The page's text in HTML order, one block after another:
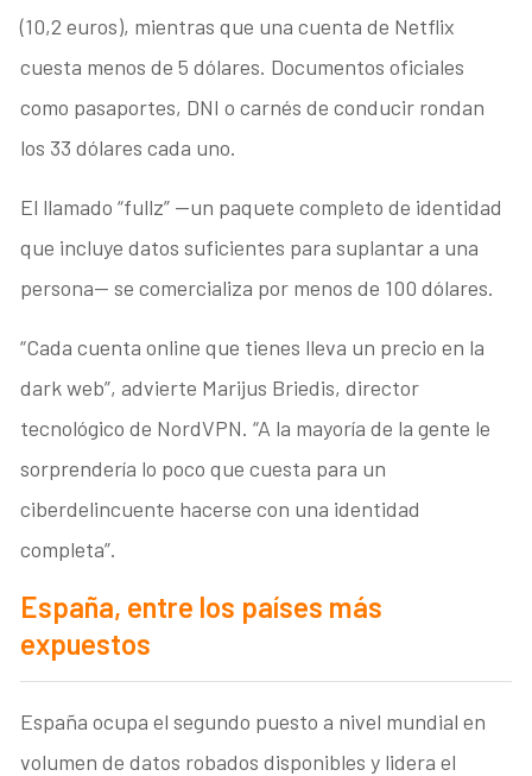
(10,2 euros), mientras que una cuenta de Netflix
cuesta menos de 5 dólares. Documentos oficiales
como pasaportes, DNI o carnés de conducir rondan
los 33 dólares cada uno.
El llamado “fullz” —un paquete completo de identidad
que incluye datos suficientes para suplantar a una
persona— se comercializa por menos de 100 dólares.
“Cada cuenta online que tienes lleva un precio en la
dark web”, advierte Marijus Briedis, director
tecnológico de NordVPN. “A la mayoría de la gente le
sorprendería lo poco que cuesta para un
ciberdelincuente hacerse con una identidad
completa”.
España, entre los países más
expuestos
España ocupa el segundo puesto a nivel mundial en
volumen de datos robados disponibles y lidera el